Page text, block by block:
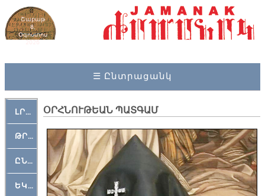
Շաբաթ
8,
Օգոստոս
2026
☰ Ընտրացանկ
ԼՐԱՀՈՍ
ԹՐՔԱՀԱՅ ԿԵԱՆՔ
ԸՆԿԵՐԱՄՇԱԿՈՒԹԱՅԻՆ
ԵԿԵՂԵՑԱԿԱՆ
ՕՐՀՆՈՒԹԵԱՆ ՊԱՏԳԱՄ